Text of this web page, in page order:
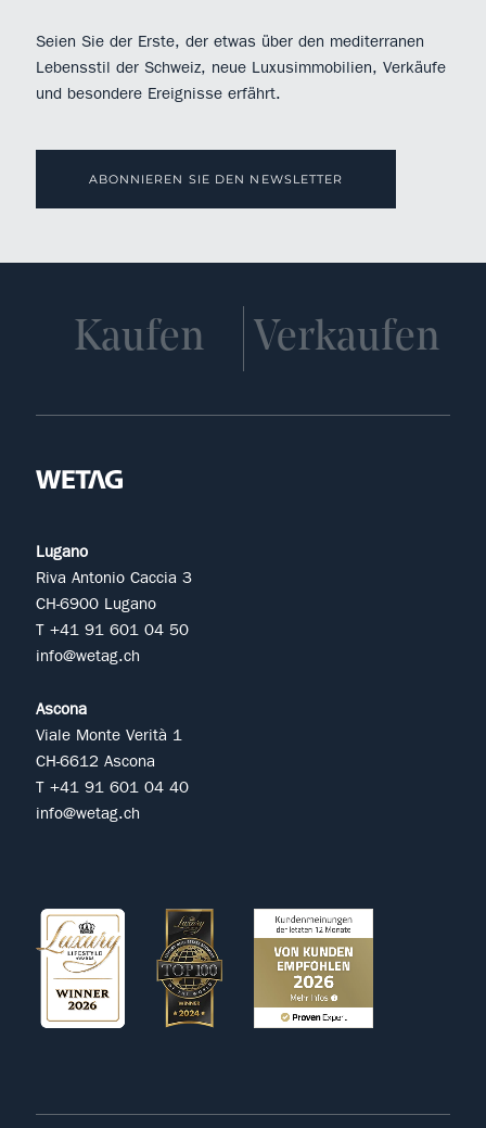
Seien Sie der Erste, der etwas über den mediterranen
Lebensstil der Schweiz, neue Luxusimmobilien, Verkäufe
und besondere Ereignisse erfährt.
ABONNIEREN SIE DEN NEWSLETTER
Kaufen Verkaufen
Lugano
Riva Antonio Caccia 3
CH-6900 Lugano
T +41 91 601 04 50
info@wetag.ch
Ascona
Viale Monte Verità 1
CH-6612 Ascona
T +41 91 601 04 40
info@wetag.ch